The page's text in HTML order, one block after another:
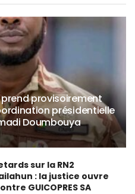
provisoirement
présidentielle
Doumbouya
sur la RN2
: la justice ouvre
GUICOPRES SA